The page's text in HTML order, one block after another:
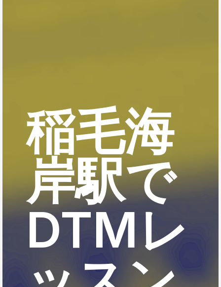
稲毛海
岸駅で
DTMレ